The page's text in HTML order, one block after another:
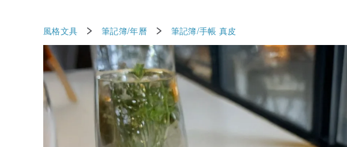
風格文具 筆記簿/年曆 筆記簿/手帳 真皮